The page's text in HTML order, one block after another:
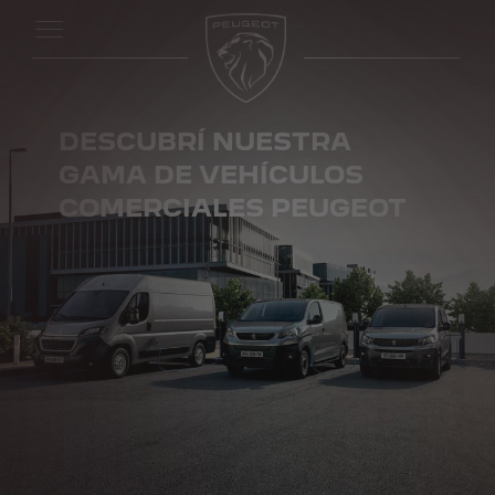
DESCUBRÍ NUESTRA
GAMA DE VEHÍCULOS
COMERCIALES PEUGEOT